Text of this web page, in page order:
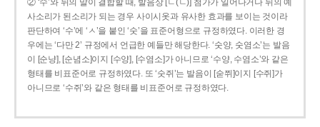
② ‘수’와 뒤의 말이 결합할 때, 발음상 [ㄴ(ㄴ)] 첨가가 일어나거나 뒤의 예
사소리가 된소리가 되는 경우 사이시옷과 유사한 효과를 보이는 것이라
판단하여 ‘수’에 ‘ㅅ’을 붙인 ‘숫’을 표준어형으로 규정하였다. 이러한 경
우에는 ‘다만 2’ 규정에서 언급한 예들만 해당한다. ‘숫양, 숫염소’는 발음
이 [순냥], [순념소]이지 [수양], [수염소]가 아니므로 ‘수양, 수염소’와 같은
형태를 비표준어로 규정하였다. 또 ‘숫쥐’는 발음이 [숟쮜]이지 [수쥐]가
아니므로 ‘수쥐’와 같은 형태를 비표준어로 규정하였다.